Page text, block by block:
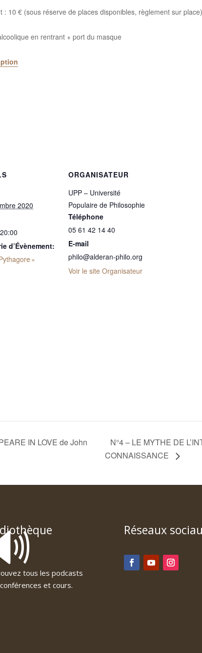
: 10 € (sous réserve de places disponibles, règlement sur place)
en rentrant + port du masque
2020
d’Évènement:
»
ORGANISATEUR
UPP – Université
Populaire de Philosophie
Téléphone
05 61 42 14 40
E-mail
philo@alderan-philo.org
Voir le site Organisateur
IN LOVE de John
N°4 – LE MYTHE DE
CONNAISSANCE
tous les podcasts
et cours.
Réseaux